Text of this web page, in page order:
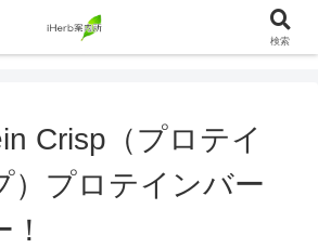
Crisp（プロテイ
）プロテインバー
検索